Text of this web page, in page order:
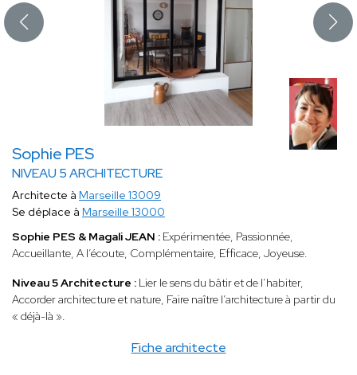
Sophie PES
NIVEAU 5 ARCHITECTURE
Fiche architecte
Architecte à Marseille 13009
Se déplace à Marseille 13000
Sophie PES & Magali JEAN : Expérimentée, Passionnée,
Accueillante, A l’écoute, Complémentaire, Efficace, Joyeuse.
Niveau 5 Architecture : Lier le sens du bâtir et de l’habiter,
Accorder architecture et nature, Faire naître l’architecture à partir du
« déjà-là ».